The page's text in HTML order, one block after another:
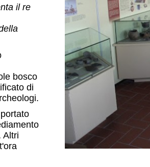
il re
bosco
di
Altri